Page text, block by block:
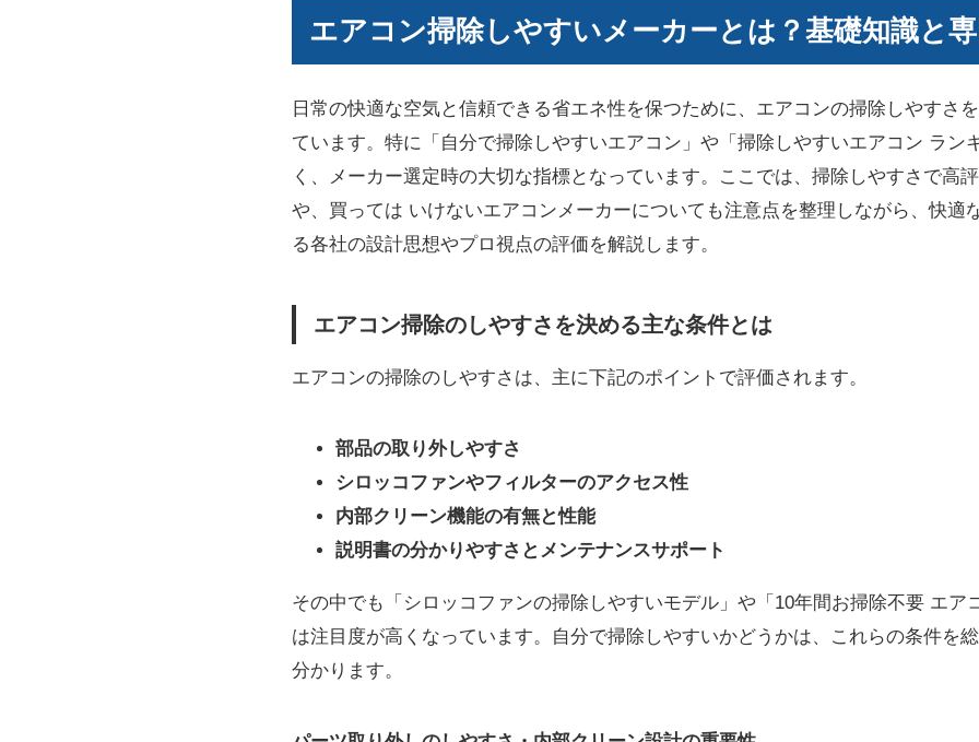
エアコン掃除しやすいメーカーとは？基礎知識と
日常の快適な空気と信頼できる省エネ性を保つために、エアコンの掃除しやすさ
ています。特に「自分で掃除しやすいエアコン」や「掃除しやすいエアコン ラン
く、メーカー選定時の大切な指標となっています。ここでは、掃除しやすさで高
や、買っては いけないエアコンメーカーについても注意点を整理しながら、快適
る各社の設計思想やプロ視点の評価を解説します。
エアコン掃除のしやすさを決める主な条件とは
エアコンの掃除のしやすさは、主に下記のポイントで評価されます。
部品の取り外しやすさ
シロッコファンやフィルターのアクセス性
内部クリーン機能の有無と性能
説明書の分かりやすさとメンテナンスサポート
その中でも「シロッコファンの掃除しやすいモデル」や「10年間お掃除不要 エア
は注目度が高くなっています。自分で掃除しやすいかどうかは、これらの条件を
分かります。